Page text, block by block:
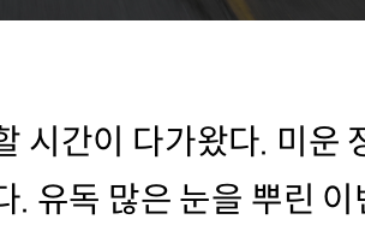
시간이 다가왔다. 미운
. 유독 많은 눈을 뿌린